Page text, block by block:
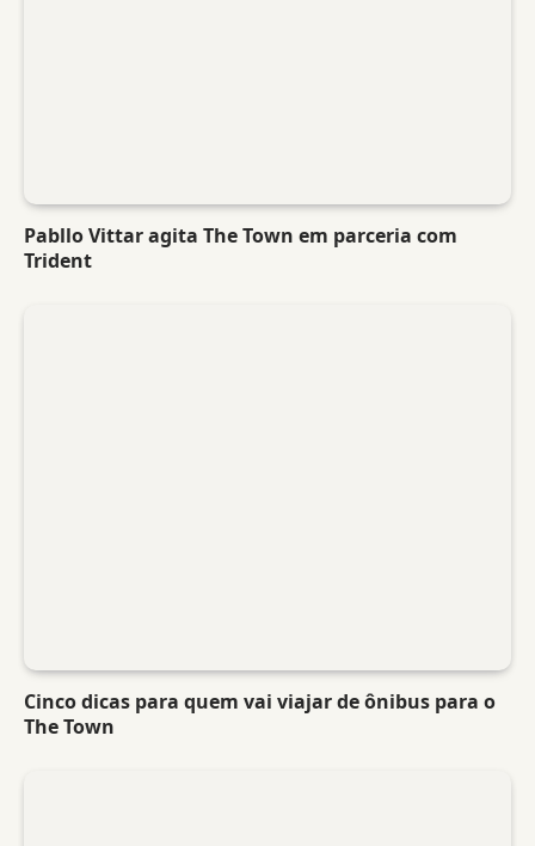
Pabllo Vittar agita The Town em parceria com
Trident
Cinco dicas para quem vai viajar de ônibus para o
The Town